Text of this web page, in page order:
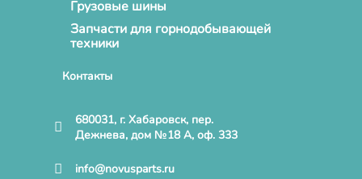
Грузовые шины
Запчасти для горнодобывающей
техники
Контакты
680031, г. Хабаровск, пер.
Дежнева, дом №18 А, оф. 333
info@novusparts.ru